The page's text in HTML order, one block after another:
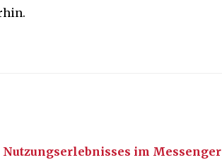
im Messenger